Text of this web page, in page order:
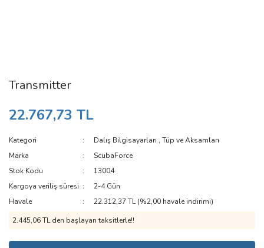
Transmitter
22.767,73 TL
Kategori Dalış Bilgisayarları ,Tüp ve Aksamları
Marka
ScubaForce
Stok Kodu
13004
Kargoya veriliş süresi
2-4 Gün
Havale
22.312,37 TL (%2,00 havale indirimi)
2.445,06 TL den başlayan taksitlerle!!